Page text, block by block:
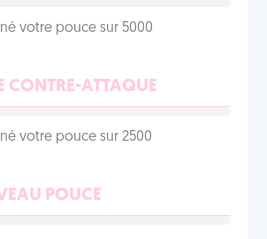
votre pouce sur 5000
CONTRE-ATTAQUE
votre pouce sur 2500
POUCE